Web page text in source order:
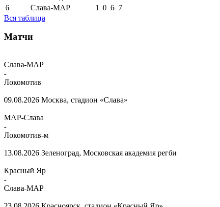
6
Слава-МАР 1 0 6 7
Вся таблица
Матчи
Слава-МАР
-
Локомотив
09.08.2026 Москва, стадион «Слава»
МАР-Слава
-
Локомотив-м
13.08.2026 Зеленоград, Московская академия регби
Красный Яр
-
Слава-МАР